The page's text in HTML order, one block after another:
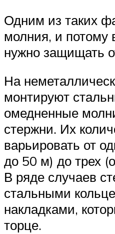
Одним из таких
молния, и потому
нужно защищать
На
монтируют
омедненные
стержни. Их
варьировать от
до 50 м) до трех
В ряде случаев
стальными
накладками,
торце.